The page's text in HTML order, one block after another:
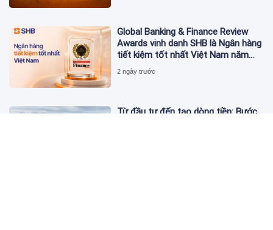
Global Banking & Finance Review
Awards vinh danh SHB là Ngân hàng
tiết kiệm tốt nhất Việt Nam năm
2026
2 ngày trước
Từ đầu tư đến tạo dòng tiền: Bước